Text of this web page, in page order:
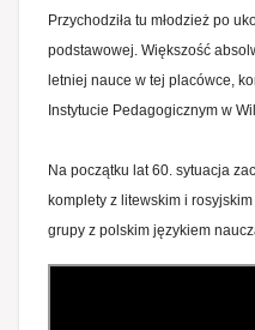
Przychodziła tu młodzież po
podstawowej. Większość
letniej nauce w tej placówce,
Instytucie Pedagogicznym w
Na początku lat 60. sytuacja
komplety z litewskim i
grupy z polskim językiem